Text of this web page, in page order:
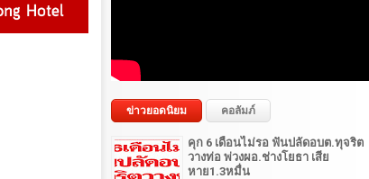
ข่าวยอดนิยม คอลัมภ์
คุก 6 เดือนไม่รอ ฟันปลัดอบต.ทุจริต
วางท่อ พ่วงผอ.ช่างโยธา เสีย
หาย1.3หมื่น